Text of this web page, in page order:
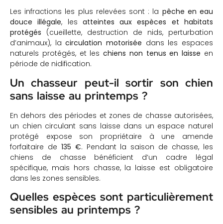
Les infractions les plus relevées sont : la pêche en eau
douce illégale, les atteintes aux espèces et habitats
protégés (cueillette, destruction de nids, perturbation
d’animaux), lacirculation motorisée dans les espaces
naturels protégés, et leschiens non tenus en laisse en
période de nidification.
Un chasseur peut-il sortir son chien
sans laisse au printemps ?
En dehors des périodes et zones de chasse autorisées,
un chien circulant sans laisse dans un espace naturel
protégé expose son propriétaire à une amende
forfaitaire de 135 €. Pendant la saison de chasse, les
chiens de chasse bénéficient d’un cadre légal
spécifique, mais hors chasse, la laisse est obligatoire
dans les zones sensibles.
Quelles espèces sont particulièrement
sensibles au printemps ?